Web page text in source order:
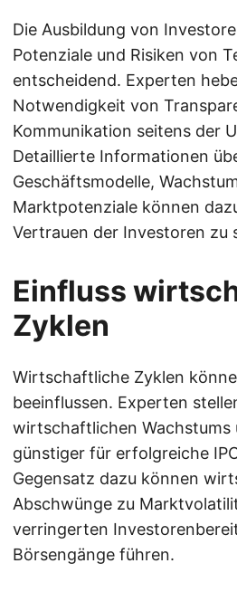
Die Ausbildung von
Potenziale und Risiken von
entscheidend. Experten
Notwendigkeit von
Kommunikation seitens der
Detaillierte Informationen
Geschäftsmodelle,
Marktpotenziale können
Vertrauen der Investoren zu
Einfluss
Zyklen
Wirtschaftliche Zyklen
beeinflussen. Experten
wirtschaftlichen Wachstums
günstiger für erfolgreiche
Gegensatz dazu können
Abschwünge zu
verringerten
Börsengänge führen.